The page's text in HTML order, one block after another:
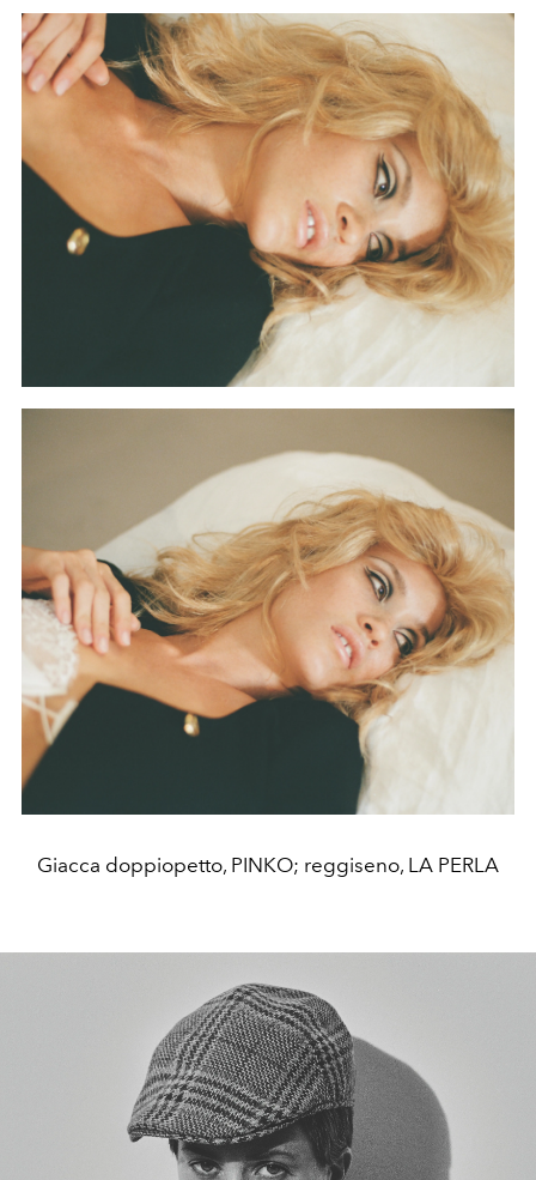
Giacca doppiopetto, PINKO; reggiseno, LA PERLA